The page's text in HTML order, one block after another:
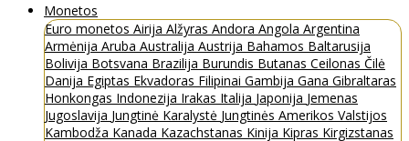
Monetos
Euro monetos Airija Alžyras Andora Angola Argentina
Armėnija Aruba Australija Austrija Bahamos Baltarusija
Bolivija Botsvana Brazilija Burundis Butanas Ceilonas Čilė
Danija Egiptas Ekvadoras Filipinai Gambija Gana Gibraltaras
Honkongas Indonezija Irakas Italija Japonija Jemenas
Jugoslavija Jungtinė Karalystė Jungtinės Amerikos Valstijos
Kambodža Kanada Kazachstanas Kinija Kipras Kirgizstanas